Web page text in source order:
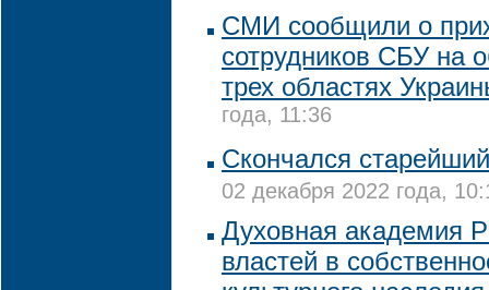
СМИ сообщили о
сотрудников СБУ на
трех областях
года, 11:36
Скончался
02 декабря 2022 года,
Духовная академия
властей в